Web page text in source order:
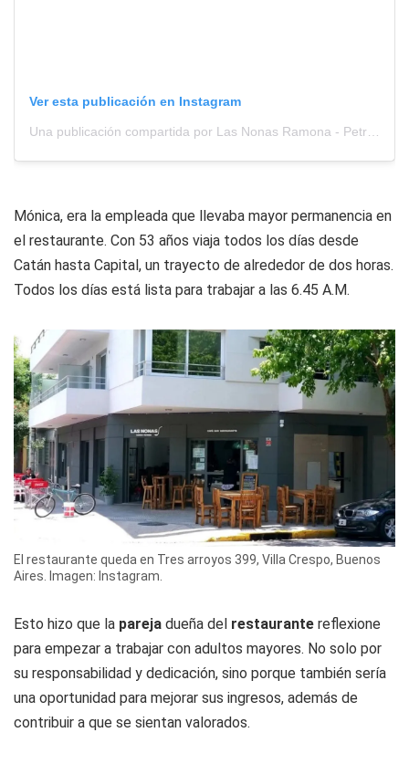
Ver esta publicación en Instagram
Mónica, era la empleada que llevaba mayor permanencia en
el restaurante. Con 53 años viaja todos los días desde
Catán hasta Capital, un trayecto de alrededor de dos horas.
Todos los días está lista para trabajar a las 6.45 A.M.
El restaurante queda en Tres arroyos 399, Villa Crespo, Buenos
Aires. Imagen: Instagram.
Esto hizo que la pareja dueña del restaurante reflexione
para empezar a trabajar con adultos mayores. No solo por
su responsabilidad y dedicación, sino porque también sería
una oportunidad para mejorar sus ingresos, además de
contribuir a que se sientan valorados.